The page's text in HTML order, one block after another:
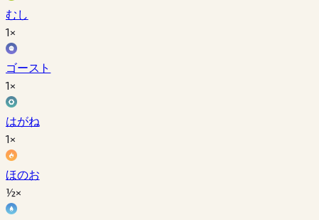
むし
1×
ゴースト
1×
はがね
1×
ほのお
½×